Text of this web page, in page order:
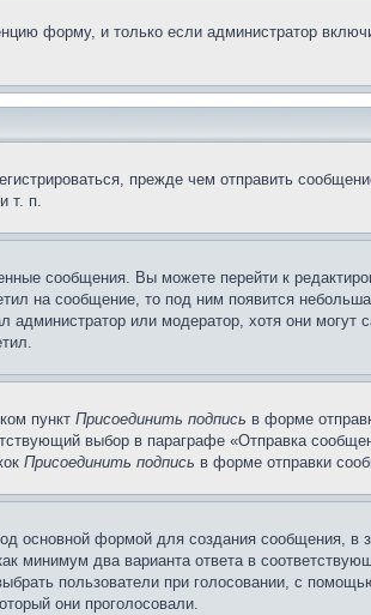
форму, и только если администратор
прежде чем отправить
т. п.
сообщения. Вы можете перейти к
на сообщение, то под ним появится
администратор или модератор, хотя они могут
пункт Присоединить подпись в форме
выбор в параграфе «Отправка
Присоединить подпись в форме отправки
основной формой для создания сообщения, в
минимум два варианта ответа в
пользователи при голосовании, с
они проголосовали.